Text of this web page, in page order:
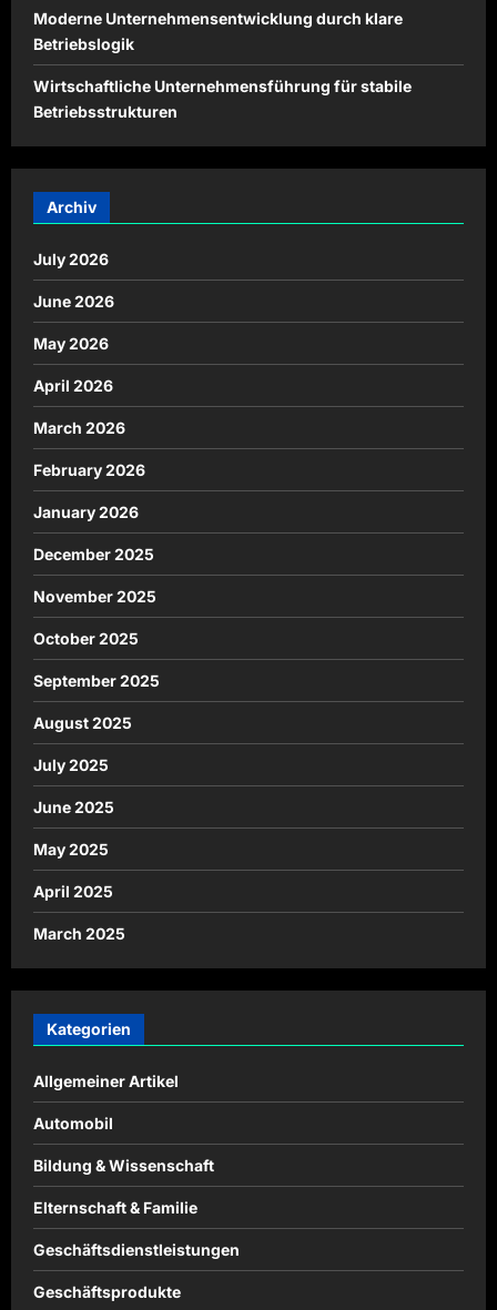
Moderne Unternehmensentwicklung durch klare
Betriebslogik
Wirtschaftliche Unternehmensführung für stabile
Betriebsstrukturen
Archiv
July 2026
June 2026
May 2026
April 2026
March 2026
February 2026
January 2026
December 2025
November 2025
October 2025
September 2025
August 2025
July 2025
June 2025
May 2025
April 2025
March 2025
Kategorien
Allgemeiner Artikel
Automobil
Bildung & Wissenschaft
Elternschaft & Familie
Geschäftsdienstleistungen
Geschäftsprodukte